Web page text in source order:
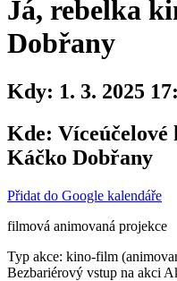
Já, rebelka
Dobřany
Kdy: 1. 3. 2025
Kde:
Káčko Dobřany
Přidat do Google kalendáře
filmová animovaná projekce
Typ akce: kino-film
Bezbariérový vstup na akci